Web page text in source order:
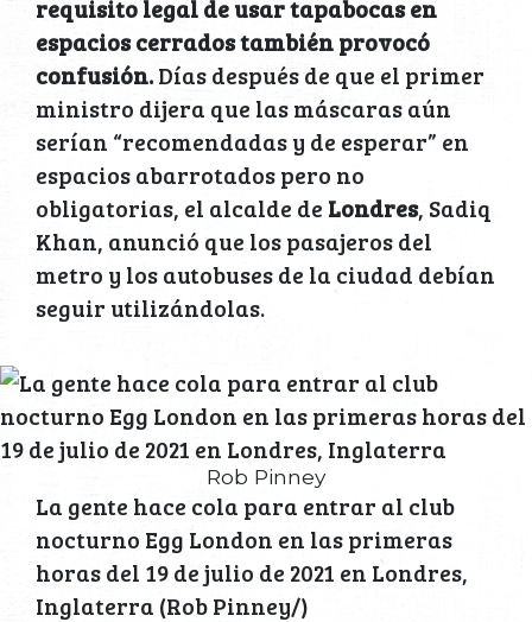
requisito legal de usar tapabocas en
espacios cerrados también provocó
confusión.Días después de que el primer
ministro dijera que las máscaras aún
serían “recomendadas y de esperar” en
espacios abarrotados pero no
obligatorias, el alcalde de Londres, Sadiq
Khan, anunció que los pasajeros del
metro y los autobuses de la ciudad debían
seguir utilizándolas.
Rob Pinney
La gente hace cola para entrar al club
nocturno Egg London en las primeras
horas del 19 de julio de 2021 en Londres,
Inglaterra (Rob Pinney/)